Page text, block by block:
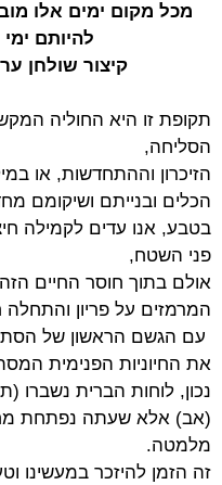
מכל מקום ימים אלו
להיותם ימי
קיצור שולחן
תקופת זו היא החוליה
הסליחה,
הזיכרון וההתחדשות, או
הכלים ובנייתם ושיקומם
בטבע, אנו עדים לקמילה
פני השטח,
אולם בתוך חוסר החיים
המרמזים על פריון
עם הגשם הראשון של
את החיוניות הפנימית
נכון, לוחות הברית נשברו
(אב) אלא שעתה נפתחת
מלמטה.
זה הזמן להיזכר במעשינו